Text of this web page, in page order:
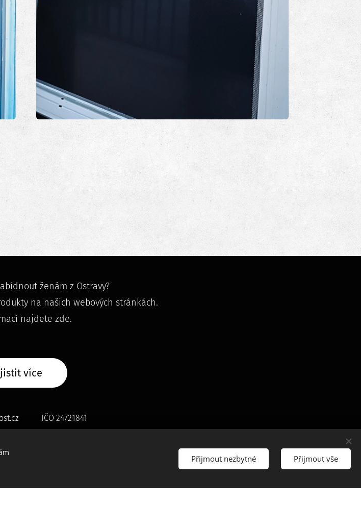
ženám z Ostravy?
na našich webových stránkách.
najdete zde.
více
IČO 24721841
Přijmout nezbytné Přijmout vše